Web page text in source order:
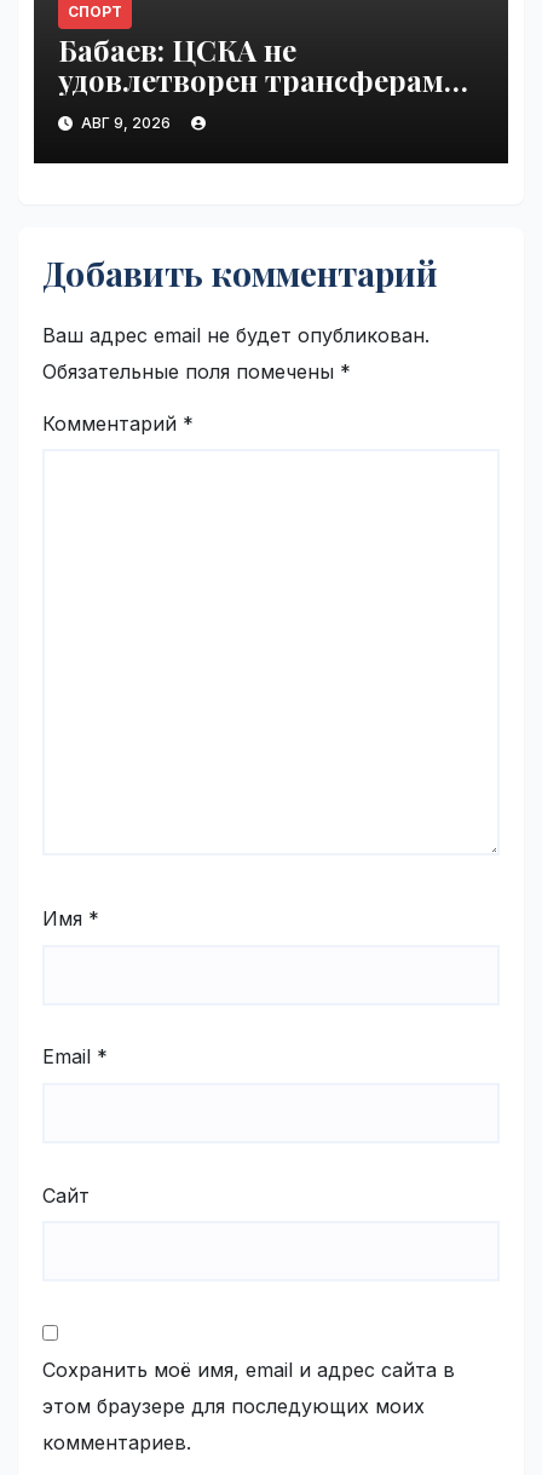
СПОРТ
Бабаев: ЦСКА не
удовлетворен трансферами |
VseTime.ru
АВГ 9, 2026
Добавить комментарий
Ваш адрес email не будет опубликован.
Обязательные поля помечены *
Комментарий *
Имя *
Email *
Сайт
Сохранить моё имя, email и адрес сайта в
этом браузере для последующих моих
комментариев.